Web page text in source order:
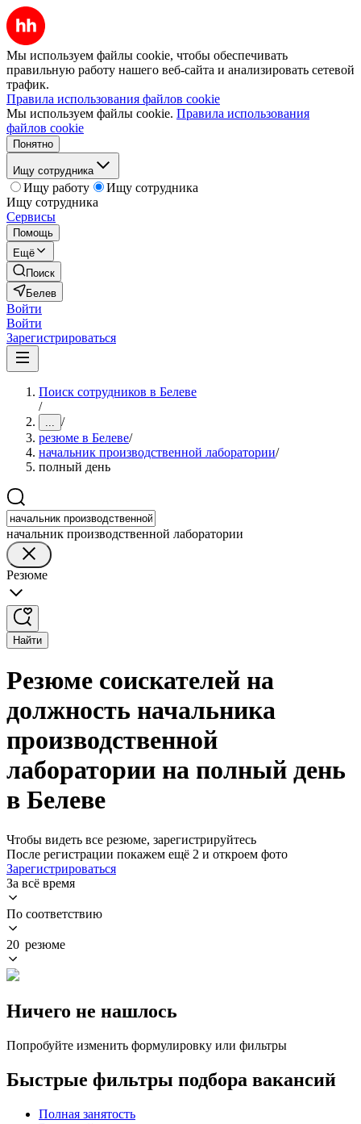
Мы используем файлы cookie, чтобы обеспечивать
правильную работу нашего веб-сайта и анализировать сетевой
трафик.
Правила использования файлов cookie
Мы используем файлы cookie. Правила использования
файлов cookie
Понятно
Ищу сотрудника
Ищу работу
Ищу сотрудника
Ищу сотрудника
Сервисы
Помощь
Ещё
Поиск
Белев
Войти
Войти
Зарегистрироваться
Поиск сотрудников в Белеве
/
... /
резюме в Белеве/
начальник производственной лаборатории/
полный день
начальник производственной лаборатории
Резюме
Найти
Резюме соискателей на
должность начальника
производственной
лаборатории на полный день
в Белеве
Чтобы видеть все резюме, зарегистрируйтесь
После регистрации покажем ещё 2 и откроем фото
Зарегистрироваться
За всё время
По соответствию
20 резюме
Ничего не нашлось
Попробуйте изменить формулировку или фильтры
Быстрые фильтры подбора вакансий
Полная занятость